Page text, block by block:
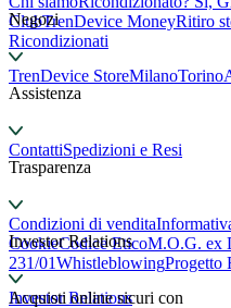
ClubTrenDevice MoneyRitiro
Ricondizionati
Negozi
TrenDevice StoreMilanoTorino
Assistenza
ContattiSpedizioni e Resi
Trasparenza
Condizioni di vendita
CookieCodice EticoM.O.G. ex
231/01WhistleblowingProgetto
Investor Relations
Investor Relations
Acquisti online sicuri con